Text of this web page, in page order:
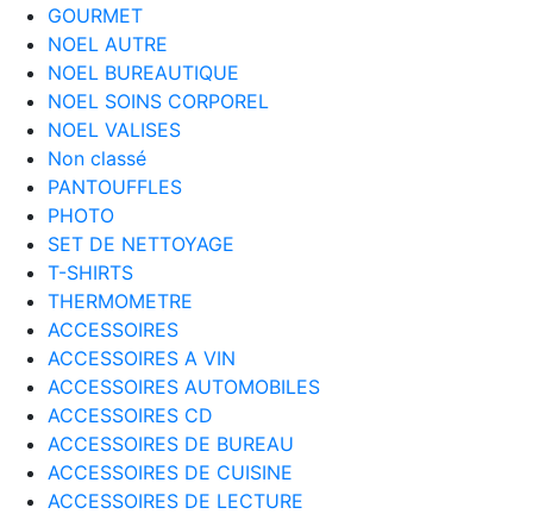
GOURMET
NOEL AUTRE
NOEL BUREAUTIQUE
NOEL SOINS CORPOREL
NOEL VALISES
Non classé
PANTOUFFLES
PHOTO
SET DE NETTOYAGE
T-SHIRTS
THERMOMETRE
ACCESSOIRES
ACCESSOIRES A VIN
ACCESSOIRES AUTOMOBILES
ACCESSOIRES CD
ACCESSOIRES DE BUREAU
ACCESSOIRES DE CUISINE
ACCESSOIRES DE LECTURE